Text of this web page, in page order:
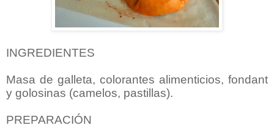
INGREDIENTES
Masa de galleta, colorantes alimenticios, fondant
y golosinas (camelos, pastillas).
PREPARACIÓN